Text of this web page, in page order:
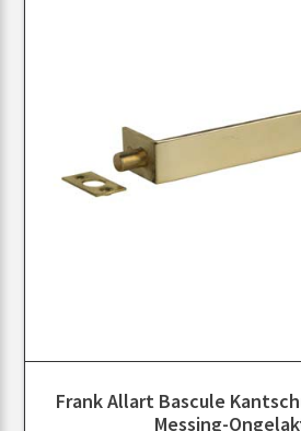
Frank Allart Bascule
Messing-